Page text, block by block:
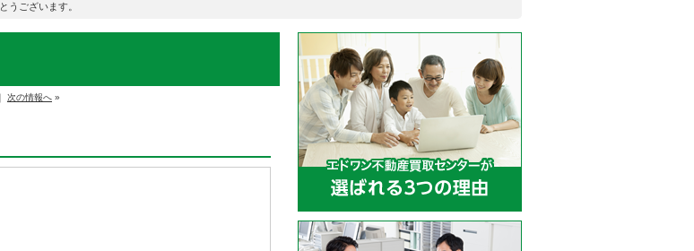
うございます。
次の情報へ »